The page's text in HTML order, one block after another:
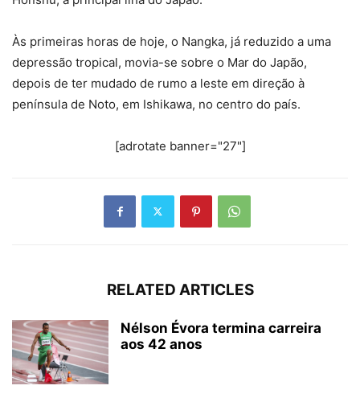
Às primeiras horas de hoje, o Nangka, já reduzido a uma
depressão tropical, movia-se sobre o Mar do Japão,
depois de ter mudado de rumo a leste em direção à
península de Noto, em Ishikawa, no centro do país.
[adrotate banner="27"]
RELATED ARTICLES
Nélson Évora termina carreira
aos 42 anos